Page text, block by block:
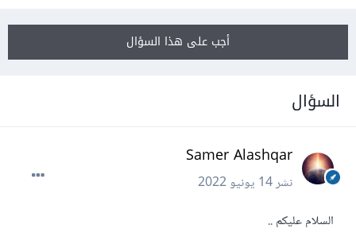
أجب على هذا السؤال
السؤال
Samer Alashqar
نشر14 يونيو 2022
السلام عليكم ..